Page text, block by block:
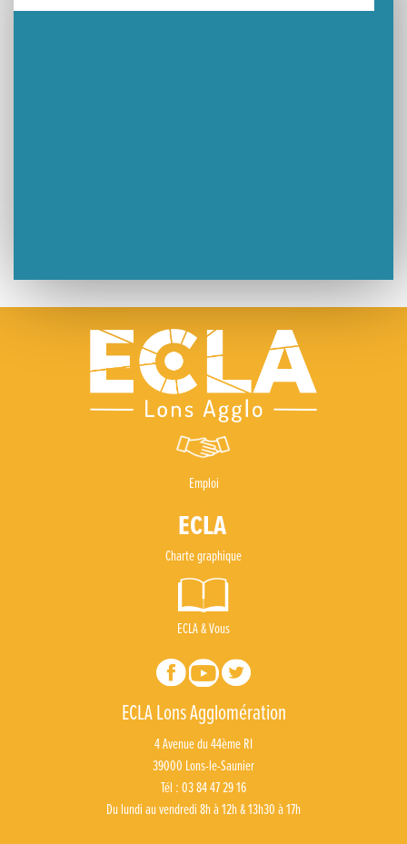
Emploi
Charte graphique
ECLA & Vous
ECLA Lons Agglomération
4 Avenue du 44ème RI
39000 Lons-le-Saunier
Tél : 03 84 47 29 16
Du lundi au vendredi 8h à 12h & 13h30 à 17h